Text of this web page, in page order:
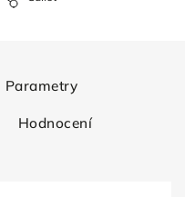
Parametry
Hodnocení